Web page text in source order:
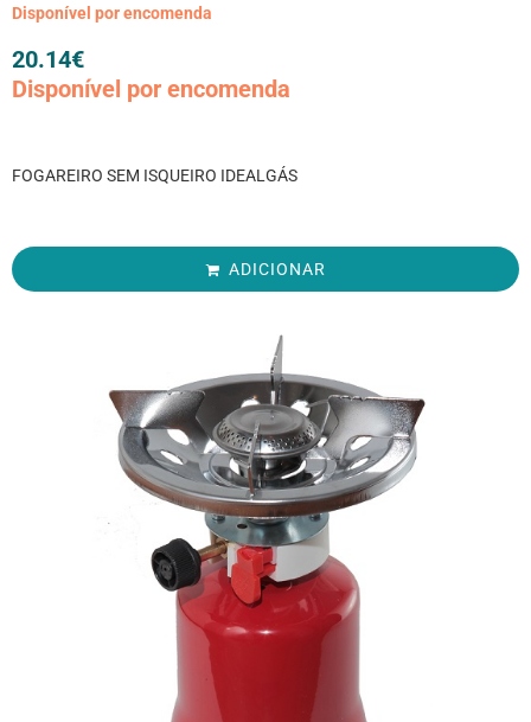
Disponível por encomenda
20.14€
Disponível por encomenda
FOGAREIRO SEM ISQUEIRO IDEALGÁS
ADICIONAR